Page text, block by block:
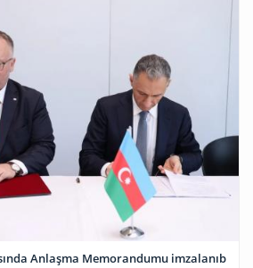
Anlaşma Memorandumu imzalanıb